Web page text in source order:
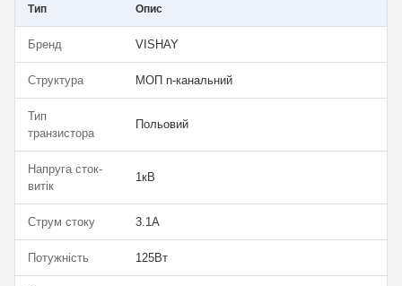
Тип Опис
Бренд VISHAY
Структура МОП n-канальний
Тип
транзистора
Польовий
Напруга сток-
витік
1кВ
Струм стоку 3.1А
Потужність 125Вт